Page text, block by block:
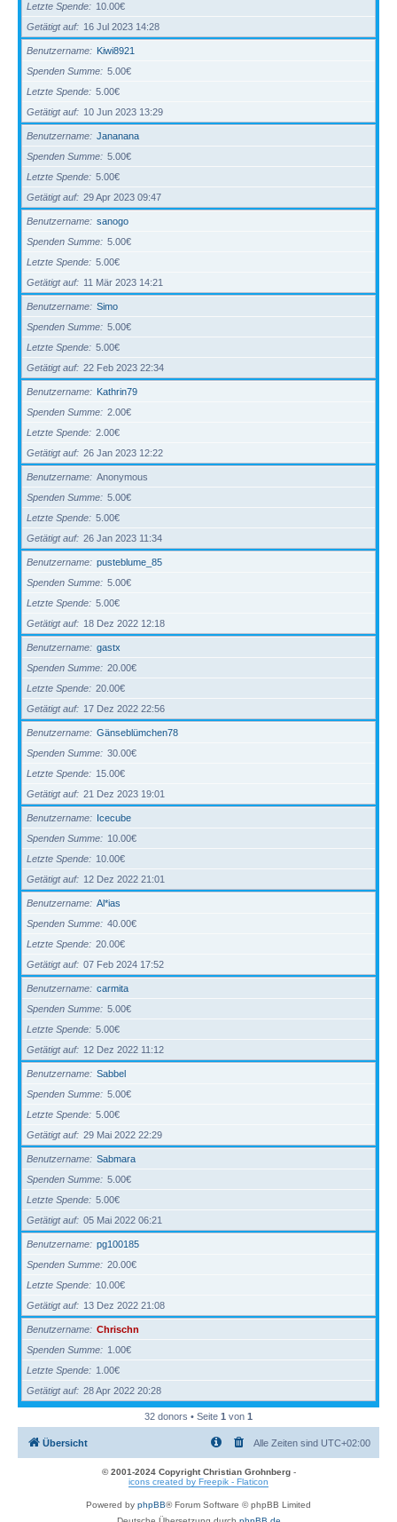
Letzte Spende
10.00€
Getätigt auf
16 Jul 2023 14:28
Benutzername
Kiwi8921
Spenden Summe
5.00€
Letzte Spende
5.00€
Getätigt auf
10 Jun 2023 13:29
Benutzername
Jananana
Spenden Summe
5.00€
Letzte Spende
5.00€
Getätigt auf
29 Apr 2023 09:47
Benutzername
sanogo
Spenden Summe
5.00€
Letzte Spende
5.00€
Getätigt auf
11 Mär 2023 14:21
Benutzername
Simo
Spenden Summe
5.00€
Letzte Spende
5.00€
Getätigt auf
22 Feb 2023 22:34
Benutzername
Kathrin79
Spenden Summe
2.00€
Letzte Spende
2.00€
Getätigt auf
26 Jan 2023 12:22
Benutzername
Anonymous
Spenden Summe
5.00€
Letzte Spende
5.00€
Getätigt auf
26 Jan 2023 11:34
Benutzername
pusteblume_85
Spenden Summe
5.00€
Letzte Spende
5.00€
Getätigt auf
18 Dez 2022 12:18
Benutzername
gastx
Spenden Summe
20.00€
Letzte Spende
20.00€
Getätigt auf
17 Dez 2022 22:56
Benutzername
Gänseblümchen78
Spenden Summe
30.00€
Letzte Spende
15.00€
Getätigt auf
21 Dez 2023 19:01
Benutzername
Icecube
Spenden Summe
10.00€
Letzte Spende
10.00€
Getätigt auf
12 Dez 2022 21:01
Benutzername
Al*ias
Spenden Summe
40.00€
Letzte Spende
20.00€
Getätigt auf
07 Feb 2024 17:52
Benutzername
carmita
Spenden Summe
5.00€
Letzte Spende
5.00€
Getätigt auf
12 Dez 2022 11:12
Benutzername
Sabbel
Spenden Summe
5.00€
Letzte Spende
5.00€
Getätigt auf
29 Mai 2022 22:29
Benutzername
Sabmara
Spenden Summe
5.00€
Letzte Spende
5.00€
Getätigt auf
05 Mai 2022 06:21
Benutzername
pg100185
Spenden Summe
20.00€
Letzte Spende
10.00€
Getätigt auf
13 Dez 2022 21:08
Benutzername
Chrischn
Spenden Summe
1.00€
Letzte Spende
1.00€
Getätigt auf
28 Apr 2022 20:28
32 donors • Seite 1 von 1
Übersicht Alle Zeiten sind UTC+02:00
© 2001-2024 Copyright Christian Grohnberg-
icons created by Freepik - Flaticon
Powered by phpBB® Forum Software © phpBB Limited